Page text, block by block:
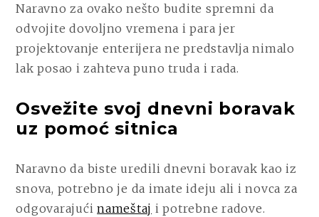
Naravno za ovako nešto budite spremni da
odvojite dovoljno vremena i para jer
projektovanje enterijera ne predstavlja nimalo
lak posao i zahteva puno truda i rada.
Osvežite svoj dnevni boravak
uz pomoć sitnica
Naravno da biste uredili dnevni boravak kao iz
snova, potrebno je da imate ideju ali i novca za
odgovarajućinameštaj i potrebne radove.